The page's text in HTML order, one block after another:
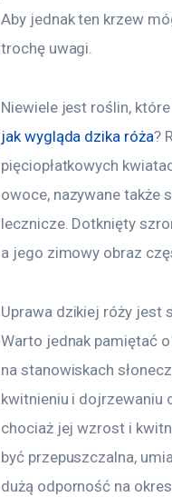
Aby jednak ten krzew
trochę uwagi.
Niewiele jest roślin,
jak wygląda dzika róża?
pięciopłatkowych
owoce, nazywane także
lecznicze. Dotknięty
a jego zimowy obraz
Uprawa dzikiej róży jest
Warto jednak pamiętać
na stanowiskach
kwitnieniu i dojrzewaniu
chociaż jej wzrost i
być przepuszczalna,
dużą odporność na